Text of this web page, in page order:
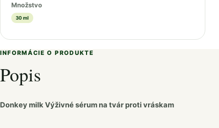
Množstvo
30 ml
INFORMÁCIE O PRODUKTE
Popis
Donkey milk Výživné sérum na tvár proti vráskam